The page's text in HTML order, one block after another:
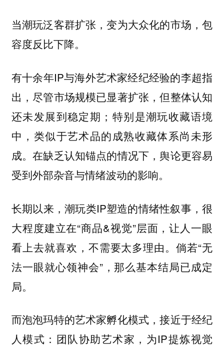
当潮玩泛客群扩张，变为大众化的市场，包
容度反比下降。
有十余年IP与海外艺术家经纪经验的李超指
出，尽管市场规模已显著扩张，但整体认知
还未发展到稳定期；特别是潮玩收藏语境
中，类似于艺术品的成熟收藏体系尚未形
成。在缺乏认知锚点的情况下，舆论更容易
受到外部杂音与情绪波动的影响。
长期以来，潮玩类IP塑造的情绪性叙事，很
大程度建立在“商品&视觉”层面，让人一眼
看上去就喜欢，不需要太多理由。倘若“无
法一眼就心领神会”，那么基本结局已成定
局。
而泡泡玛特的艺术家孵化模式，接近于经纪
人模式：团队协助艺术家，为IP提炼视觉